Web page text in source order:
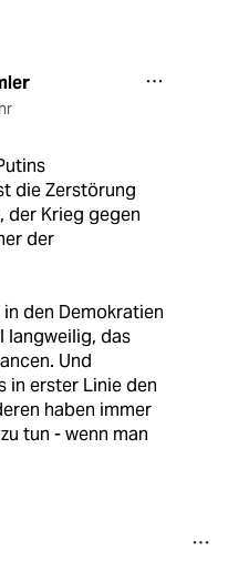
die Zerstörung
der Krieg gegen
der
den Demokratien
langweilig, das
Und
in erster Linie den
haben immer
tun - wenn man